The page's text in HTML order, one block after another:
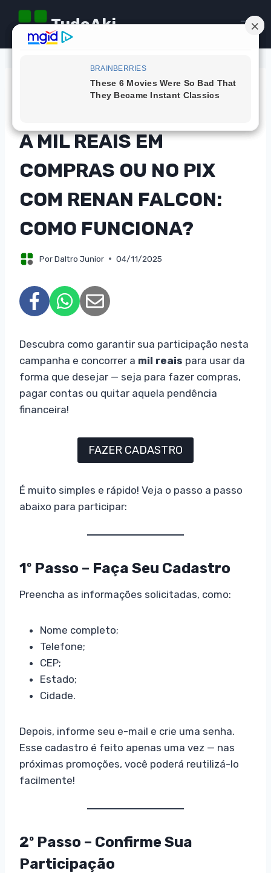
Pular
para
TudoAki
A MIL REAIS EM
COMPRAS OU NO PIX
COM RENAN FALCON:
COMO FUNCIONA?
PorDaltro Junior 04/11/2025
Descubra como garantir sua participação nesta
campanha e concorrer a mil reais para usar da
forma que desejar — seja para fazer compras,
pagar contas ou quitar aquela pendência
financeira!
FAZER CADASTRO
É muito simples e rápido! Veja o passo a passo
abaixo para participar:
1º Passo – Faça Seu Cadastro
Preencha as informações solicitadas, como:
Nome completo;
Telefone;
CEP;
Estado;
Cidade.
Depois, informe seu e-mail e crie uma senha.
Esse cadastro é feito apenas uma vez — nas
próximas promoções, você poderá reutilizá-lo
facilmente!
2º Passo – Confirme Sua
Participação